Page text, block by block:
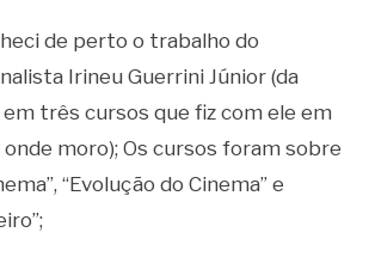
de perto o trabalho do
Irineu Guerrini Júnior (da
três cursos que fiz com ele em
onde moro); Os cursos foram sobre
“Evolução do Cinema” e